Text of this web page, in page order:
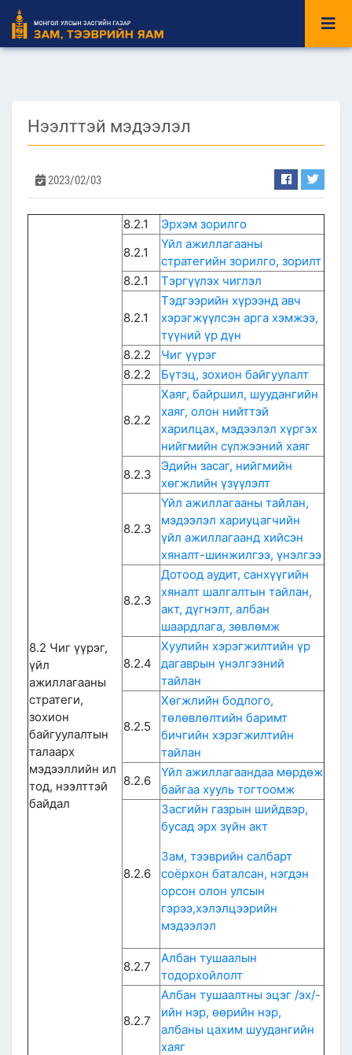
Нээлттэй мэдээлэл
2023/02/03
8.2 Чиг үүрэг,
үйл
ажиллагааны
стратеги,
зохион
байгуулалтын
талаарх
мэдээллийн ил
тод, нээлттэй
байдал
8.2.1
Эрхэм зорилго
8.2.1
Үйл ажиллагааны
стратегийн зорилго, зорилт
8.2.1
Тэргүүлэх чиглэл
8.2.1
Тэдгээрийн хүрээнд авч
хэрэгжүүлсэн арга хэмжээ,
түүний үр дүн
8.2.2
Чиг үүрэг
8.2.2
Бүтэц, зохион байгуулалт
8.2.2
Хаяг, байршил, шуудангийн
хаяг, олон нийттэй
харилцах, мэдээлэл хүргэх
нийгмийн сүлжээний хаяг
8.2.3
Эдийн засаг, нийгмийн
хөгжлийн үзүүлэлт
8.2.3
Үйл ажиллагааны тайлан,
мэдээлэл хариуцагчийн
үйл ажиллагаанд хийсэн
хяналт-шинжилгээ, үнэлгээ
8.2.3
Дотоод аудит, санхүүгийн
хяналт шалгалтын тайлан,
акт, дүгнэлт, албан
шаардлага, зөвлөмж
8.2.4
Хуулийн хэрэгжилтийн үр
дагаврын үнэлгээний
тайлан
8.2.5
Хөгжлийн бодлого,
төлөвлөлтийн баримт
бичгийн хэрэгжилтийн
тайлан
8.2.6
Үйл ажиллагаандаа мөрдөж
байгаа хууль тогтоомж
8.2.6
Засгийн газрын шийдвэр,
бусад эрх зүйн акт
Зам, тээврийн салбарт
соёрхон баталсан, нэгдэн
орсон олон улсын
гэрээ,хэлэлцээрийн
мэдээлэл
8.2.7
Албан тушаалын
тодорхойлолт
8.2.7
Албан тушаалтны эцэг /эх/-
ийн нэр, өөрийн нэр,
албаны цахим шуудангийн
хаяг